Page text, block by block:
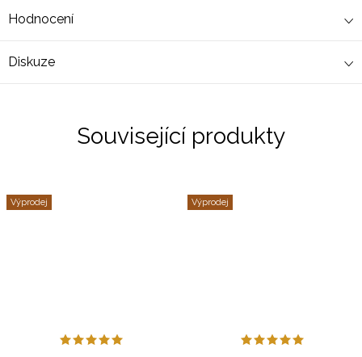
Hodnocení
Diskuze
Související produkty
Výprodej Výprodej